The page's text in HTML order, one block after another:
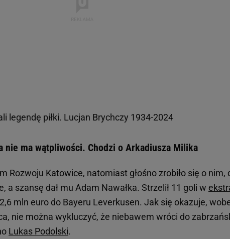
legendę piłki. Lucjan Brychczy 1934-2024
nie ma wątpliwości. Chodzi o Arkadiusza Milika
Rozwoju Katowice, natomiast głośno zrobiło się o nim,
a szansę dał mu Adam Nawałka. Strzelił 11 goli w
mln euro do Bayeru Leverkusen. Jak się okazuje,
nie można wykluczyć, że niebawem wróci do
Lukas Podolski.